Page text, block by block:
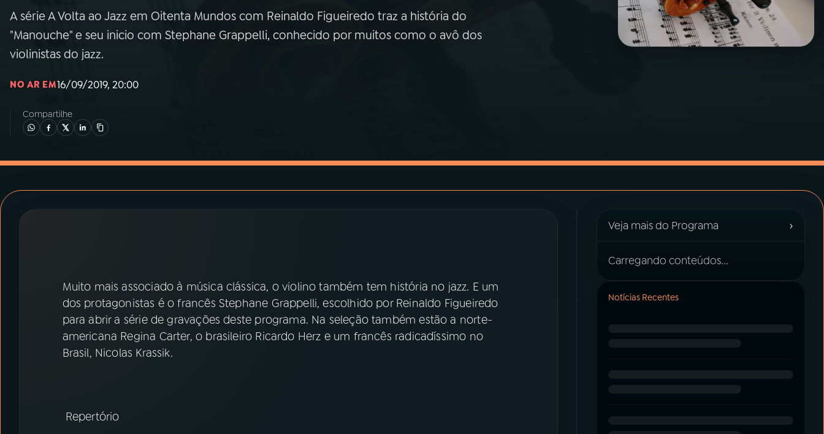
03 PROGRAMAÇÃO
04PROGRAMAS
06VIDEOCASTS
YouTube Facebook
Instagram X
A série A Volta ao Jazz em Oitenta Mundos com Reinaldo Figueiredo traz a história do
"Manouche" e seu inicio com Stephane Grappelli, conhecido por muitos como o avô dos
violinistas do jazz.
NO AR EM16/09/2019, 20:00
Compartilhe
Muito mais associado à música clássica, o violino também tem história no jazz. E um
dos protagonistas é o francês Stephane Grappelli, escolhido por Reinaldo Figueiredo
para abrir a série de gravações deste programa. Na seleção também estão a norte-
americana Regina Carter, o brasileiro Ricardo Herz e um francês radicadíssimo no
Brasil, Nicolas Krassik.
Repertório
Veja mais do Programa ›
Carregando conteúdos...
Notícias Recentes